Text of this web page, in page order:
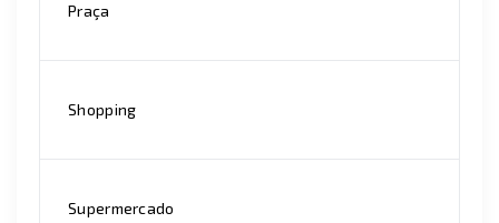
Praça
Shopping
Supermercado